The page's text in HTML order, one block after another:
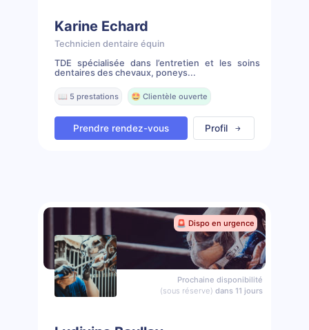
Karine Echard
Technicien dentaire équin
TDE spécialisée dans l’entretien et les soins
dentaires des chevaux, poneys...
📖 5 prestations 🤩 Clientèle ouverte
Prendre rendez-vous Profil
🚨 Dispo en urgence
Prochaine disponibilité
(sous réserve) dans 11 jours